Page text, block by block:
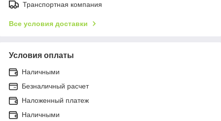
Транспортная компания
Все условия доставки
Условия оплаты
Наличными
Безналичный расчет
Наложенный платеж
Наличными